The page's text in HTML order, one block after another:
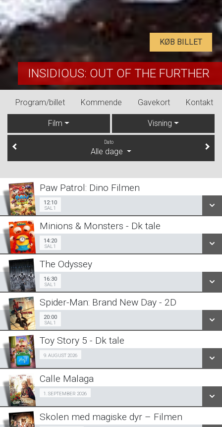
INSIDIOUS: OUT OF THE FURTHER
KØB BILLET
Program/billet Kommende Gavekort Kontakt
Film Visning
Dato
Alle dage
Paw Patrol: Dino Filmen
12:10
SAL 1
Sal 1
SE ALLE DAGE
LÆS MERE
Minions & Monsters - Dk tale
14:20
SAL 1
Sal 1
SE ALLE DAGE
LÆS MERE
The Odyssey
16:30
SAL 1
Sal 1
SE ALLE DAGE
LÆS MERE
Spider-Man: Brand New Day - 2D
20:00
SAL 1
Sal 1
SE ALLE DAGE
LÆS MERE
Toy Story 5 - Dk tale
9. AUGUST 2026
SE ALLE DAGE
LÆS MERE
Calle Malaga
1. SEPTEMBER 2026SeniorBio 01/09
SE ALLE DAGE
Skolen med magiske dyr – Filmen